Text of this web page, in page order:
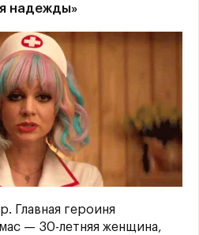
надежды»
Главная героиня
— 30-летняя женщина,